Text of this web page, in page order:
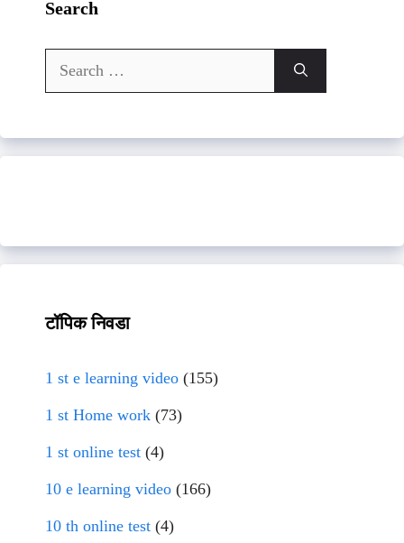
Search
Search
for:
टॉपिक निवडा
1 st e learning video (155)
1 st Home work (73)
1 st online test (4)
10 e learning video (166)
10 th online test (4)